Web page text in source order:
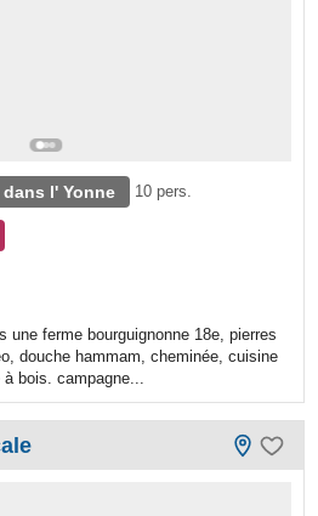
l' Yonne 10 pers.
une ferme bourguignonne 18e, pierres
douche hammam, cheminée, cuisine
bois. campagne...